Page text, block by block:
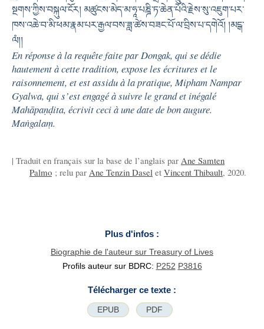
སྔགས་ཀྱིས་བསྐུལ་ངོར། མཚུངས་མེད་མ་ཧཱ་པཎྜི་ཏ་ཆེན་པོའི་རྗེས་སུ་འཇུག་པར་
ཁས་འཆེ་བ་མི་ཕམ་རྣམ་པར་རྒྱལ་བས་ཟླ་ཚེས་བཟང་པོ་ལ་བྲིས་པ་དགེའོ། །མངྒ་
ལཾ།།
En réponse à la requête faite par Dongak, qui se dédie
hautement à cette tradition, expose les écritures et le
raisonnement, et est assidu à la pratique, Mipham Nampar
Gyalwa, qui s’est engagé à suivre le grand et inégalé
Mahāpaṇḍita, écrivit ceci à une date de bon augure.
Maṅgalaṃ.
| Traduit en français sur la base de l’anglais par Ane Samten
Palmo ; relu par Ane Tenzin Dasel et Vincent Thibault, 2020.
Plus d'infos :
Biographie de l'auteur sur Treasury of Lives
Profils auteur sur BDRC: P252 P3816
Télécharger ce texte :
EPUB PDF